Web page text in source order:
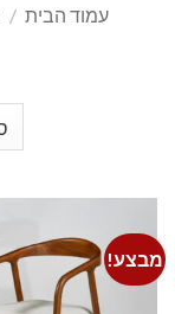
עמוד הבית /
מבצע!